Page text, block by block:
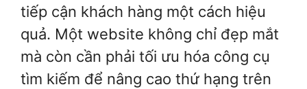
tiếp cận khách hàng một cách hiệu
quả. Một website không chỉ đẹp mắt
mà còn cần phải tối ưu hóa công cụ
tìm kiếm để nâng cao thứ hạng trên